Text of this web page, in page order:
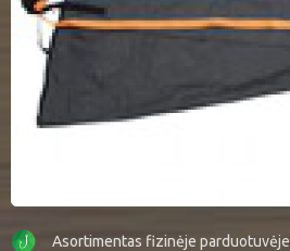
Asortimentas fizinėje parduotuvėje